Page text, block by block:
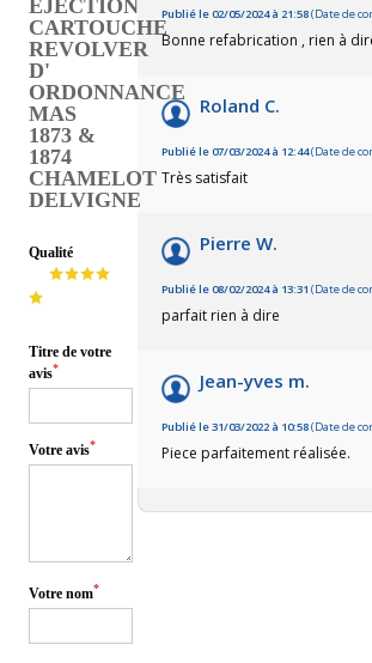
Publié le 02/05/2024 à 21:58(Date de
Bonne refabrication , rien à
Roland C.
Publié le 07/03/2024 à 12:44(Date de
Très satisfait
Pierre W.
Publié le 08/02/2024 à 13:31 (Date de
parfait rien à dire
Jean-yves m.
Publié le 31/03/2022 à 10:58(Date de
Piece parfaitement réalisée.
EJECTION
CARTOUCHE
REVOLVER
D'
ORDONNANCE
MAS
1873 &
1874
CHAMELOT
DELVIGNE
Qualité
Titre de votre
avis*
Votre avis*
Votre nom*